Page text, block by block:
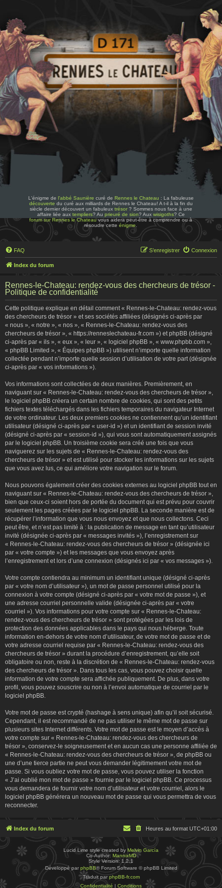
L'énigme de l'abbé Saunière curé de Rennes le Chateau : La fabuleuse
découverte du curé aux milliards de Rennes le Chateau! A t-il à la fin du
siècle dernier découvert un fabuleux trésor? Sommes nous face à une
affaire liée aux templiers? Au prieuré de sion? Aux wisigoths? Ce
forum sur Rennes le Chateauvous aidera peut-être à comprendre ou à
résoudre cetteénigme
FAQ Connexion
S’enregistrer
Index du forum
Rennes-le-Chateau: rendez-vous des chercheurs de trésor -
Politique de confidentialité
Cette politique explique en détail comment « Rennes-le-Chateau: rendez-vous
des chercheurs de trésor » et ses sociétés affiliées (désignés ci-après par
« nous », « notre », « nos », « Rennes-le-Chateau: rendez-vous des
chercheurs de trésor », « https://renneslechateau-fr.com ») et phpBB (désigné
ci-après par « ils », « eux », « leur », « logiciel phpBB », « www.phpbb.com »,
« phpBB Limited », « Équipes phpBB ») utilisent n’importe quelle information
collectée pendant n’importe quelle session d’utilisation de votre part (désignée
ci-après par « vos informations »).
Vos informations sont collectées de deux manières. Premièrement, en
naviguant sur « Rennes-le-Chateau: rendez-vous des chercheurs de trésor »,
le logiciel phpBB créera un certain nombre de cookies, qui sont des petits
fichiers textes téléchargés dans les fichiers temporaires du navigateur Internet
de votre ordinateur. Les deux premiers cookies ne contiennent qu’un identifiant
utilisateur (désigné ci-après par « user-id ») et un identifiant de session invité
(désigné ci-après par « session-id »), qui vous sont automatiquement assignés
par le logiciel phpBB. Un troisième cookie sera créé une fois que vous
naviguerez sur les sujets de « Rennes-le-Chateau: rendez-vous des
chercheurs de trésor » et est utilisé pour stocker les informations sur les sujets
que vous avez lus, ce qui améliore votre navigation sur le forum.
Nous pouvons également créer des cookies externes au logiciel phpBB tout en
naviguant sur « Rennes-le-Chateau: rendez-vous des chercheurs de trésor »,
bien que ceux-ci soient hors de portée du document qui est prévu pour couvrir
seulement les pages créées par le logiciel phpBB. La seconde manière est de
récupérer l’information que vous nous envoyez et que nous collectons. Ceci
peut être, et n’est pas limité à : la publication de message en tant qu’utilisateur
invité (désignée ci-après par « messages invités »), l’enregistrement sur
« Rennes-le-Chateau: rendez-vous des chercheurs de trésor » (désignée ici
par « votre compte ») et les messages que vous envoyez après
l’enregistrement et lors d’une connexion (désignés ici par « vos messages »).
Votre compte contiendra au minimum un identifiant unique (désigné ci-après
par « votre nom d’utilisateur »), un mot de passe personnel utilisé pour la
connexion à votre compte (désigné ci-après par « votre mot de passe »), et
une adresse courriel personnelle valide (désignée ci-après par « votre
courriel »). Vos informations pour votre compte sur « Rennes-le-Chateau:
rendez-vous des chercheurs de trésor » sont protégées par les lois de
protection des données applicables dans le pays qui nous héberge. Toute
information en-dehors de votre nom d’utilisateur, de votre mot de passe et de
votre adresse courriel requise par « Rennes-le-Chateau: rendez-vous des
chercheurs de trésor » durant la procédure d’enregistrement, qu’elle soit
obligatoire ou non, reste à la discrétion de « Rennes-le-Chateau: rendez-vous
des chercheurs de trésor ». Dans tous les cas, vous pouvez choisir quelle
information de votre compte sera affichée publiquement. De plus, dans votre
profil, vous pouvez souscrire ou non à l’envoi automatique de courriel par le
logiciel phpBB.
Votre mot de passe est crypté (hashage à sens unique) afin qu’il soit sécurisé.
Cependant, il est recommandé de ne pas utiliser le même mot de passe sur
plusieurs sites Internet différents. Votre mot de passe est le moyen d’accès à
votre compte sur « Rennes-le-Chateau: rendez-vous des chercheurs de
trésor », conservez-le soigneusement et en aucun cas une personne affiliée de
« Rennes-le-Chateau: rendez-vous des chercheurs de trésor », de phpBB ou
une d’une tierce partie ne peut vous demander légitimement votre mot de
passe. Si vous oubliez votre mot de passe, vous pouvez utiliser la fonction
« J’ai oublié mon mot de passe » fournie par le logiciel phpBB. Ce processus
vous demandera de fournir votre nom d’utilisateur et votre courriel, alors le
logiciel phpBB générera un nouveau mot de passe qui vous permettra de vous
reconnecter.
Index du forum Heures au format UTC+01:00
Lucid Lime style created by Melvin García
Co-Author: MannixMD
Style Version: 1.2.1
Développé par phpBB® Forum Software © phpBB Limited
Traduit parphpBB-fr.com
Confidentialité | Conditions